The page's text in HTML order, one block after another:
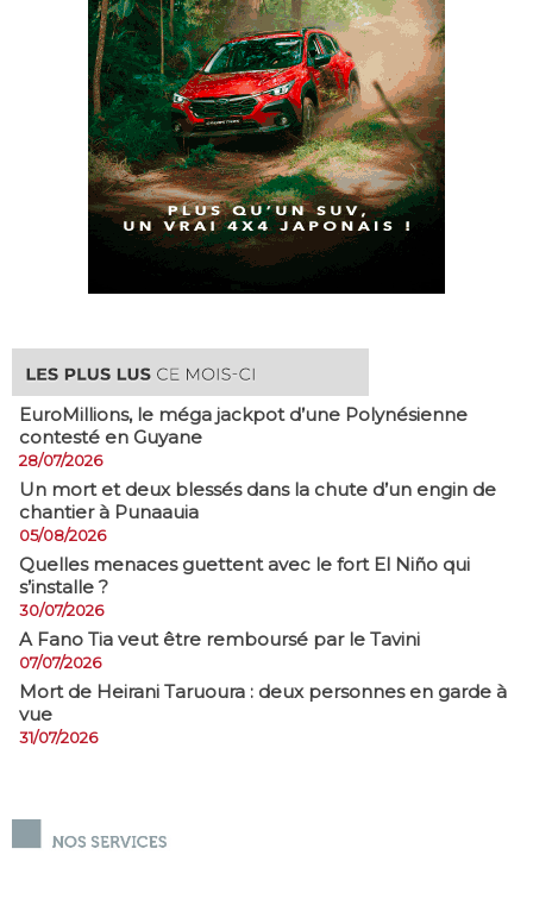
EuroMillions, ​le méga jackpot d’une Polynésienne
contesté en Guyane
28/07/2026
​Un mort et deux blessés dans la chute d’un engin de
chantier à Punaauia
05/08/2026
Quelles menaces guettent avec le fort El Niño qui
s’installe ?
30/07/2026
A Fano Tia veut être remboursé par le Tavini
07/07/2026
Mort de Heirani Taruoura : deux personnes en garde à
vue
31/07/2026